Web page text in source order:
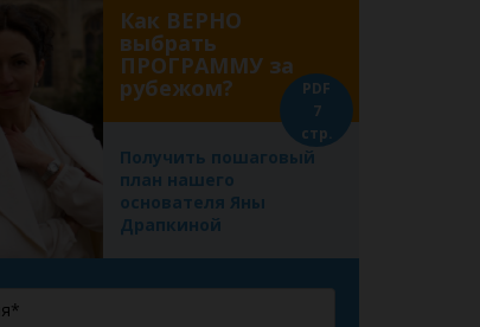
Как ВЕРНО
выбрать
ПРОГРАММУ за
рубежом?
Получить пошаговый
план нашего
основателя Яны
Драпкиной
PDF
7
стр.